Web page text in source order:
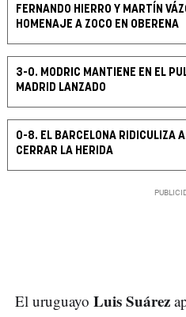
FERNANDO HIERRO Y MARTÍN
HOMENAJE A ZOCO EN OBERENA
3-0. MODRIC MANTIENE EN EL
MADRID LANZADO
0-8. EL BARCELONA RIDICULIZA
CERRAR LA HERIDA
El uruguayo Luis Suárez